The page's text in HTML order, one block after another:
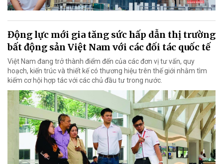
Động lực mới gia tăng sức hấp dẫn thị trường
bất động sản Việt Nam với các đối tác quốc tế
Việt Nam đang trở thành điểm đến của các đơn vị tư vấn, quy
hoạch, kiến trúc và thiết kế có thương hiệu trên thế giới nhằm tìm
kiếm cơ hội hợp tác với các chủ đầu tư trong nước.